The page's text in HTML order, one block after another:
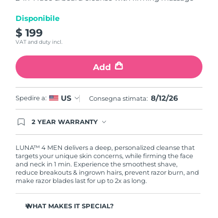
rating
value.
Read
12
Reviews.
Same
page
link.
Disponibile
$ 199
VAT and duty incl.
Add
Spedire a: US Consegna stimata: 8/12/26
2 YEAR WARRANTY
issues within 2-year of purchase, FOREO will
replace your product free of charge.
LUNA™ 4 MEN delivers a deep, personalized cleanse that
targets your unique skin concerns, while firming the face
and neck in 1 min. Experience the smoothest shave,
reduce breakouts & ingrown hairs, prevent razor burn, and
make razor blades last for up to 2x as long.
WHAT MAKES IT SPECIAL?
Emirati Arabi Uniti
Regno Unito Consegna stimata8/11/26
Stati Uniti Consegna stimata8/12/26
Uzbekistan Consegna stimata
Vietnam